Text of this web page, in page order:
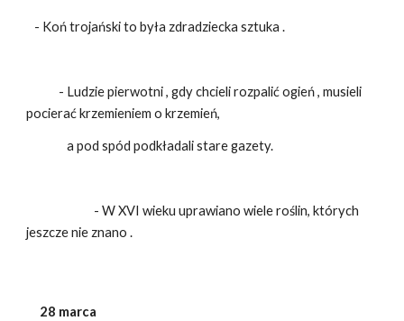
- Koń trojański to była zdradziecka sztuka .
- Ludzie pierwotni , gdy chcieli rozpalić ogień , musieli
pocierać krzemieniem o krzemień,
a pod spód podkładali stare gazety.
- W XVI wieku uprawiano wiele roślin, których
jeszcze nie znano .
28 marca